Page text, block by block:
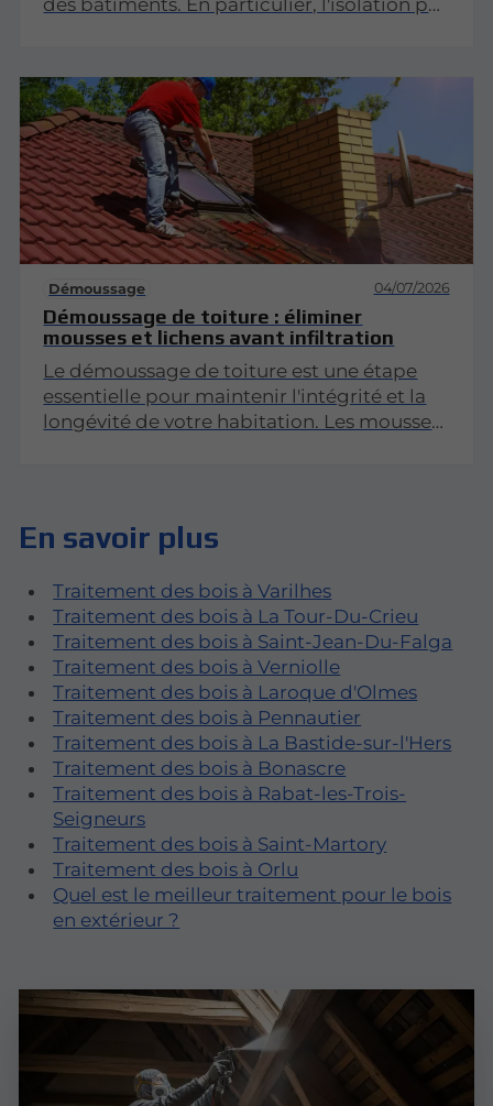
des bâtiments. En particulier, l'isolation par
thermiques, qui sont souvent responsables
de pertes de chaleur significatives. Cet
article examine en détail les techniques
d'isolation des combles par l'extérieur,
leurs avantages, les matériaux utilisés, ainsi
que les étapes de mise en œuvre.
Démoussage 04/07/2026
Démoussage de toiture : éliminer
mousses et lichens avant infiltration
Le démoussage de toiture est une étape
essentielle pour maintenir l'intégrité et la
longévité de votre habitation. Les mousses
traités à temps. Cet article explore en
profondeur les différentes facettes du
avantages et l'importance de faire appel à
des professionnels qualifiés.
En savoir plus
Traitement des bois à Varilhes
Traitement des bois à La Tour-Du-Crieu
Traitement des bois à Saint-Jean-Du-Falga
Traitement des bois à Verniolle
Traitement des bois à Laroque d'Olmes
Traitement des bois à Pennautier
Traitement des bois à La Bastide-sur-l'Hers
Traitement des bois à Bonascre
Traitement des bois à Rabat-les-Trois-
Seigneurs
Traitement des bois à Saint-Martory
Traitement des bois à Orlu
Quel est le meilleur traitement pour le bois
en extérieur ?